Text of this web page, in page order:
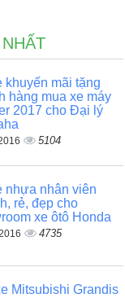
khuyến mãi tặng
hàng mua xe máy
2017 cho Đại lý
5104
nhựa nhân viên
rẻ, đẹp cho
xe ôtô Honda
4735
Mitsubishi Grandis